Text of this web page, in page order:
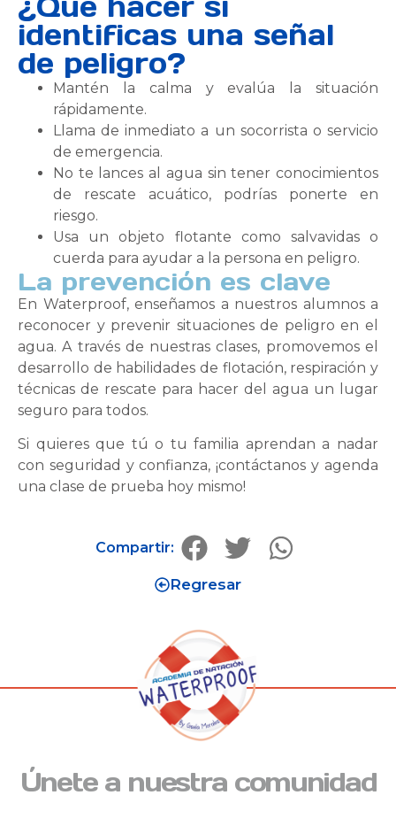
identificas una señal
de peligro?
Mantén la calma y evalúa la situación
rápidamente.
Llama de inmediato a un socorrista o servicio
de emergencia.
No te lances al agua sin tener conocimientos
de rescate acuático, podrías ponerte en
riesgo.
Usa un objeto flotante como salvavidas o
cuerda para ayudar a la persona en peligro.
La prevención es clave
En Waterproof, enseñamos a nuestros alumnos a
reconocer y prevenir situaciones de peligro en el
agua. A través de nuestras clases, promovemos el
desarrollo de habilidades de flotación, respiración y
técnicas de rescate para hacer del agua un lugar
seguro para todos.
Si quieres que tú o tu familia aprendan a nadar
con seguridad y confianza, ¡contáctanos y agenda
una clase de prueba hoy mismo!
Regresar
Compartir:
Únete a nuestra comunidad